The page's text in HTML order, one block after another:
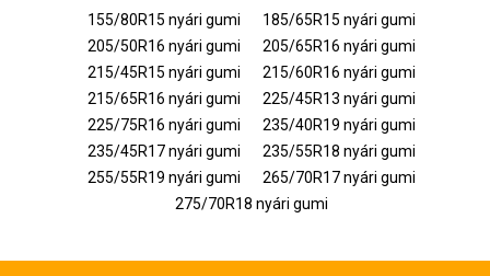
155/80R15 nyári gumi
185/65R15 nyári gumi
205/50R16 nyári gumi
205/65R16 nyári gumi
215/45R15 nyári gumi
215/60R16 nyári gumi
215/65R16 nyári gumi
225/45R13 nyári gumi
225/75R16 nyári gumi
235/40R19 nyári gumi
235/45R17 nyári gumi
235/55R18 nyári gumi
255/55R19 nyári gumi
265/70R17 nyári gumi
275/70R18 nyári gumi